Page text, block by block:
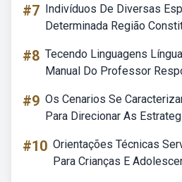
#7 Indivíduos De Diversas
Determinada Região
#8 Tecendo Linguagens
Manual Do Professor
#9 Os Cenarios Se
Para Direcionar As
#10 Orientações Técnicas
Para Crianças E